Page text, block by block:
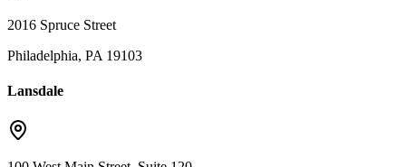
2016 Spruce Street
Philadelphia, PA 19103
Lansdale